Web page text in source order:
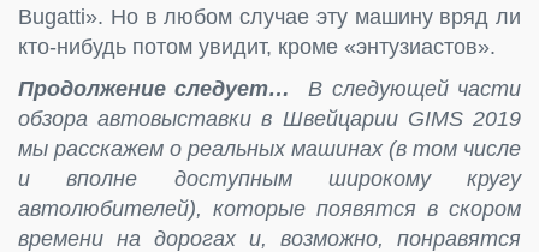
Bugatti». Но в любом случае эту машину вряд ли
кто-нибудь потом увидит, кроме «энтузиастов».
Продолжение следует…В следующей части
обзора автовыставки в Швейцарии GIMS 2019
мы расскажем о реальных машинах (в том числе
и вполне доступным широкому кругу
автолюбителей), которые появятся в скором
времени на дорогах и, возможно, понравятся